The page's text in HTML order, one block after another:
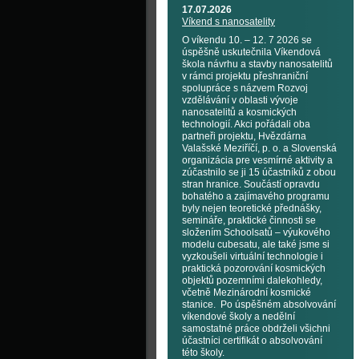
17.07.2026
Víkend s nanosatelity
O víkendu 10. – 12. 7 2026 se
úspěšně uskutečnila Víkendová
škola návrhu a stavby nanosatelitů
v rámci projektu přeshraniční
spolupráce s názvem Rozvoj
vzdělávání v oblasti vývoje
nanosatelitů a kosmických
technologií. Akci pořádali oba
partneři projektu, Hvězdárna
Valašské Meziříčí, p. o. a Slovenská
organizácia pre vesmírné aktivity a
zúčastnilo se ji 15 účastníků z obou
stran hranice. Součástí opravdu
bohatého a zajímavého programu
byly nejen teoretické přednášky,
semináře, praktické činnosti se
složením Schoolsatů – výukového
modelu cubesatu, ale také jsme si
vyzkoušeli virtuální technologie i
praktická pozorování kosmických
objektů pozemními dalekohledy,
včetně Mezinárodní kosmické
stanice. Po úspěšném absolvování
víkendové školy a nedělní
samostatné práce obdrželi všichni
účastníci certifikát o absolvování
této školy.